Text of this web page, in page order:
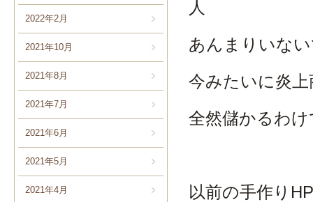
2022年2月
2021年10月
2021年8月
2021年7月
2021年6月
2021年5月
2021年4月
人
あんまりいな
今みたいに炎
全然儲かるわ
以前の手作り